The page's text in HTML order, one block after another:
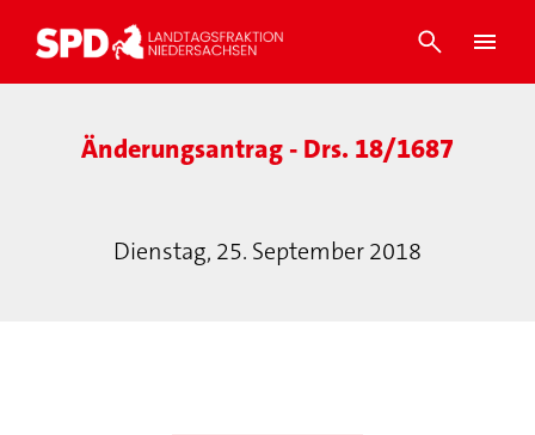
Änderungsantrag - Drs. 18/1687
Dienstag, 25. September 2018